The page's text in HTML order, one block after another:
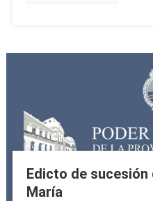
Edicto de
María